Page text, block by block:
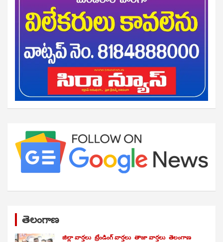
తెలంగాణ
జిల్లా వార్తలు ట్రేండింగ్ వార్తలు తాజా వార్తలు తెలంగాణ